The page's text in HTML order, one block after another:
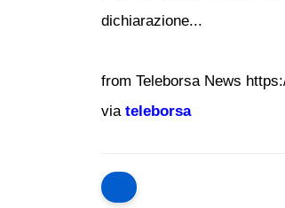
dichiarazione...
from Teleborsa News
via teleborsa